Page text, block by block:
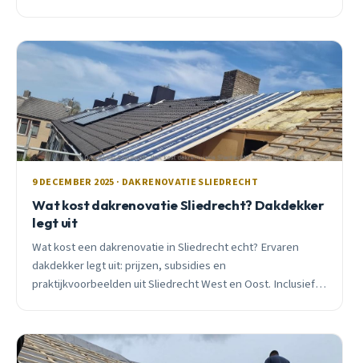
9 DECEMBER 2025 · DAKRENOVATIE SLIEDRECHT
Wat kost dakrenovatie Sliedrecht? Dakdekker
legt uit
Wat kost een dakrenovatie in Sliedrecht echt? Ervaren
dakdekker legt uit: prijzen, subsidies en
praktijkvoorbeelden uit Sliedrecht West en Oost. Inclusief